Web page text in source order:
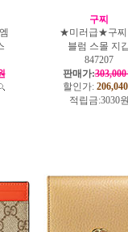
구찌
★미러급★구찌
블럼 스몰 지
847207
판매가:
할인가: 206,040
적립금:3030